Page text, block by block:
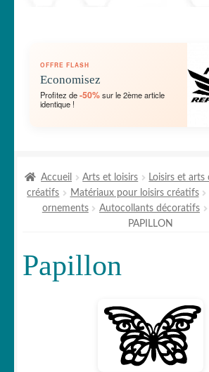
🐾 Stickers Animaux
🏡 Stickers décoration maison
🖨 3D et divers
🐣 Décoration chambre Enfants
Générateur de sticker
OFFRE FLASH
Economisez
Profitez de-50%sur le 2ème article
identique !
Accueil Arts et loisirs Loisirs et arts
créatifs
Matériaux pour loisirs créatifs
ornements
Autocollants décoratifs
PAPILLON
Papillon